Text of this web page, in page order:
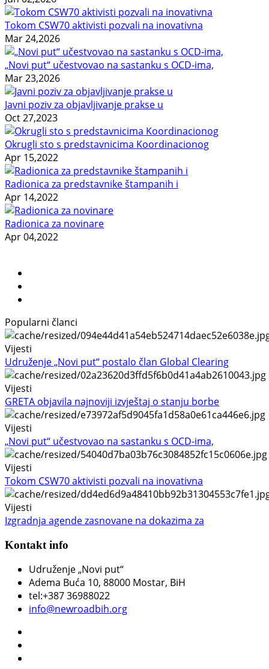
Tokom CSW70 aktivisti pozvali na inovativna
Mar 24,2026
„Novi put“ učestvovao na sastanku s OCD-ima,
Mar 23,2026
Javni poziv za objavljivanje prakse u
Oct 27,2023
Okrugli sto s predstavnicima Koordinacionog
Apr 15,2022
Radionica za predstavnike štampanih i
Apr 14,2022
Radionica za novinare
Apr 04,2022
Popularni članci
Vijesti
Udruženje „Novi put“ postalo član Global Clearing
Vijesti
GRETA objavila najnoviji izvještaj o stanju borbe
Vijesti
„Novi put“ učestvovao na sastanku s OCD-ima,
Vijesti
Tokom CSW70 aktivisti pozvali na inovativna
Vijesti
Izgradnja agende zasnovane na dokazima za
Kontakt info
Udruženje „Novi put“
Adema Buća 10, 88000 Mostar, BiH
tel:+387 36988022
info@newroadbih.org